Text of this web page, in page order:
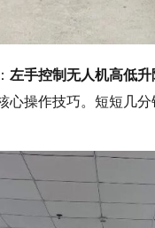
左手控制无人机高低
操作技巧。短短几